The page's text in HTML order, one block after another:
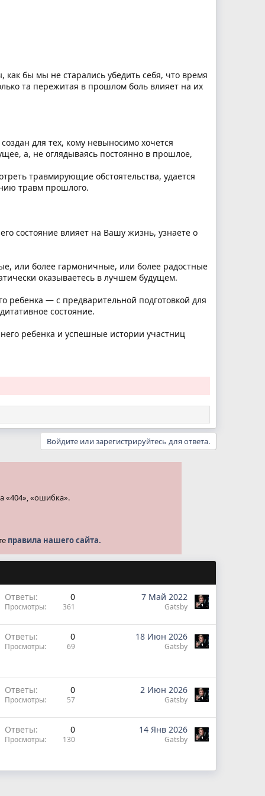
бы мы не старались убедить себя, что время
та пережитая в прошлом боль влияет на их
для тех, кому невыносимо хочется
а, не оглядываясь постоянно в прошлое,
травмирующие обстоятельства, удается
травм прошлого.
состояние влияет на Вашу жизнь, узнаете о
или более гармоничные, или более радостные
оказываетесь в лучшем будущем.
ребенка — с предварительной подготовкой для
состояние.
ребенка и успешные истории участниц
Войдите или зарегистрируйтесь для ответа.
«404», «ошибка».
правила нашего сайта.
Ответы 0
Просмотры 361
7 Май 2022
Gatsby
Ответы 0
Просмотры 69
18 Июн 2026
Gatsby
Ответы 0
Просмотры 57
2 Июн 2026
Gatsby
Ответы 0
Просмотры 130
14 Янв 2026
Gatsby